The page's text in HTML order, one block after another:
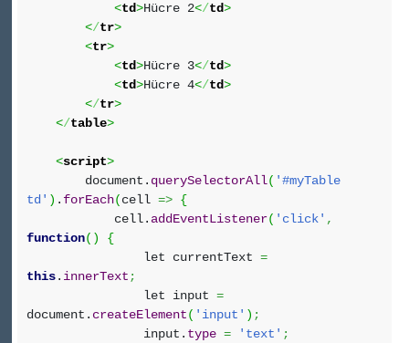
<td>Hücre 2</td>
</tr>
<tr>
<td>Hücre 3</td>
<td>Hücre 4</td>
</tr>
</table>
<script>
document. querySelectorAll( '#myTable
td' ) . forEach(cell => {
cell. addEventListener( 'click' ,
function( )
{
let currentText =
this. innerText;
let input =
document. createElement( 'input' ) ;
input. type = 'text' ;